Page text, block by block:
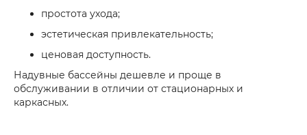
простота ухода;
эстетическая привлекательность;
ценовая доступность.
Надувные бассейны дешевле и проще в
обслуживании в отличии от стационарных и
каркасных.